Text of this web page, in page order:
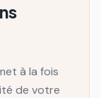
à la fois
de votre